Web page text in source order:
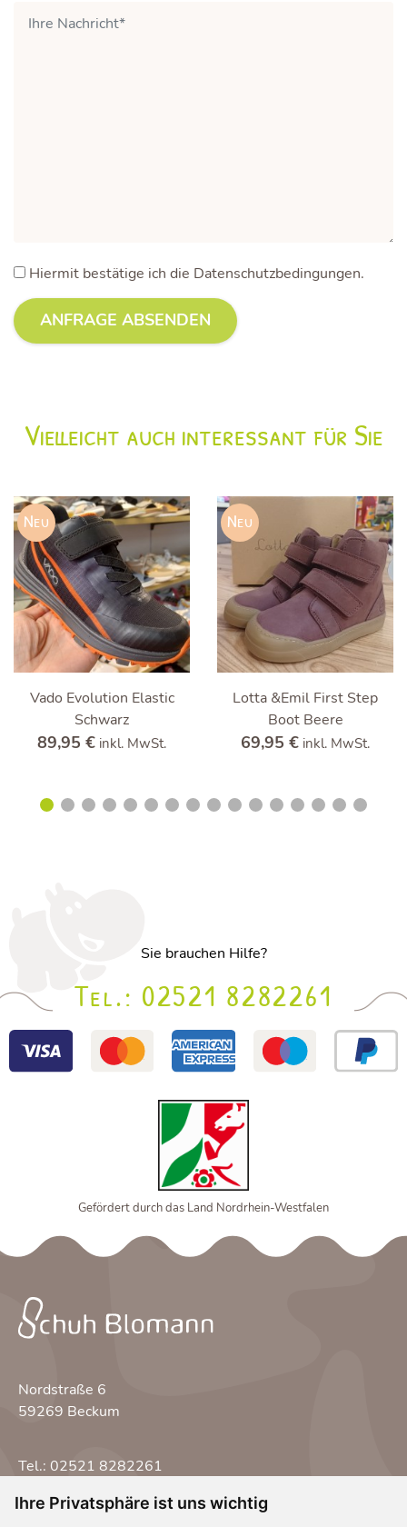
Hiermit bestätige ich die Datenschutzbedingungen.
Vielleicht auch interessant für Sie
Vado Evolution Elastic
Schwarz
Preis
89,95 € inkl. MwSt.
Neu
Lotta &Emil First Step
Boot Beere
Preis
69,95 € inkl. MwSt.
Neu
Sie brauchen Hilfe?
Tel.: 02521 8282261
Gefördert durch das Land Nordrhein-Westfalen
Nordstraße 6
59269 Beckum
Tel.: 02521 8282261
Ihre Privatsphäre ist uns wichtig